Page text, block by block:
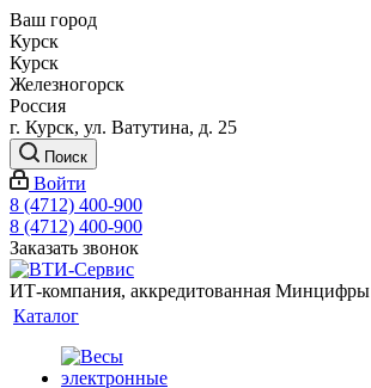
Ваш город
Курск
Курск
Железногорск
Россия
г. Курск, ул. Ватутина, д. 25
Поиск
Войти
8 (4712) 400-900
8 (4712) 400-900
Заказать звонок
ИТ-компания, аккредитованная Минцифры
Каталог